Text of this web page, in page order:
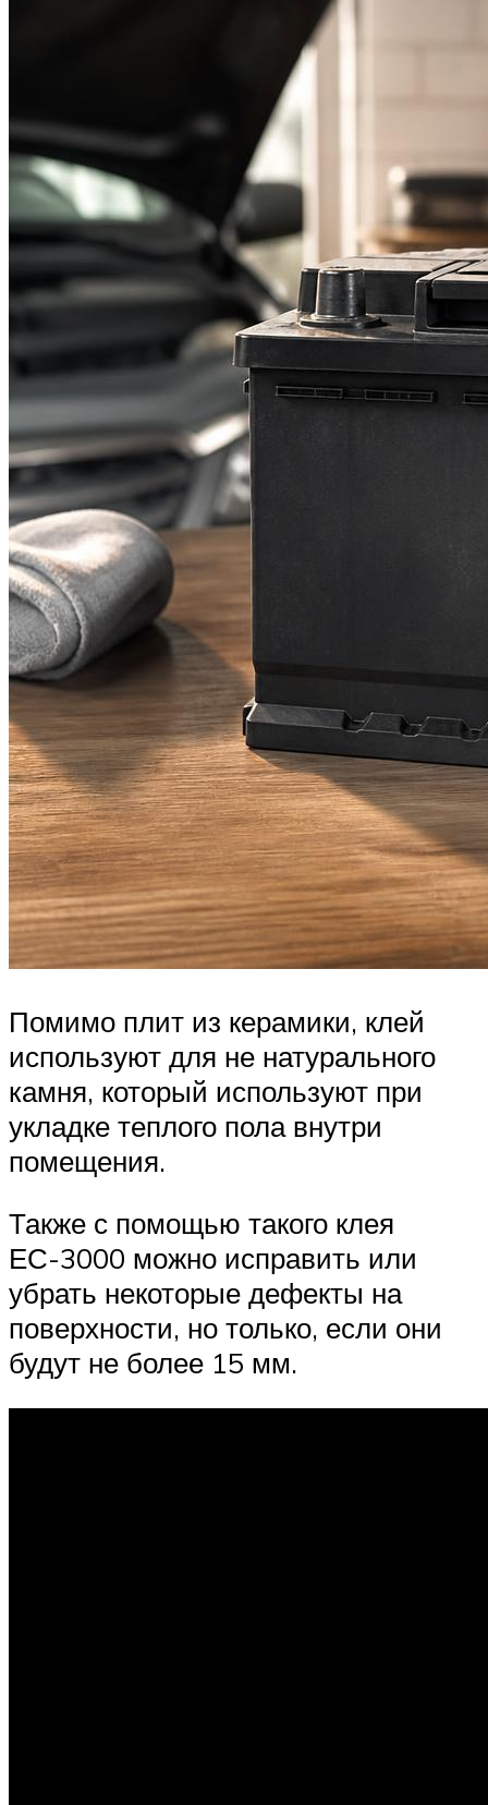
Помимо плит из керамики, клей
используют для не натурального
камня, который используют при
укладке теплого пола внутри
помещения.
Также с помощью такого клея
ЕС-3000 можно исправить или
убрать некоторые дефекты на
поверхности, но только, если они
будут не более 15 мм.